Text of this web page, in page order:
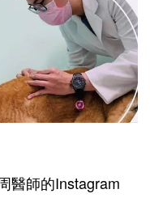
醫師的Instagram